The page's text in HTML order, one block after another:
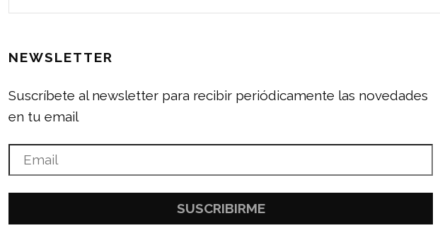
NEWSLETTER
Suscríbete al newsletter para recibir periódicamente las novedades
en tu email
SUSCRIBIRME